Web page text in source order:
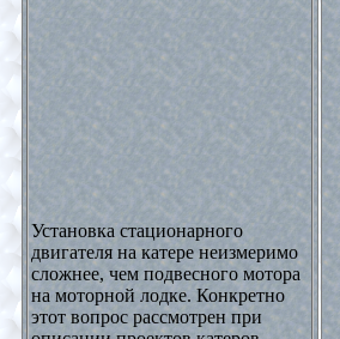
Установка стационарного
двигателя на катере неизмеримо
сложнее, чем подвесного мотора
на моторной лодке. Конкретно
этот вопрос рассмотрен при